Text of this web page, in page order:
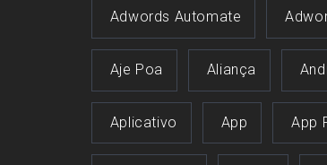
Adwords Automate
Aje Poa Aliança
Aplicativo App App